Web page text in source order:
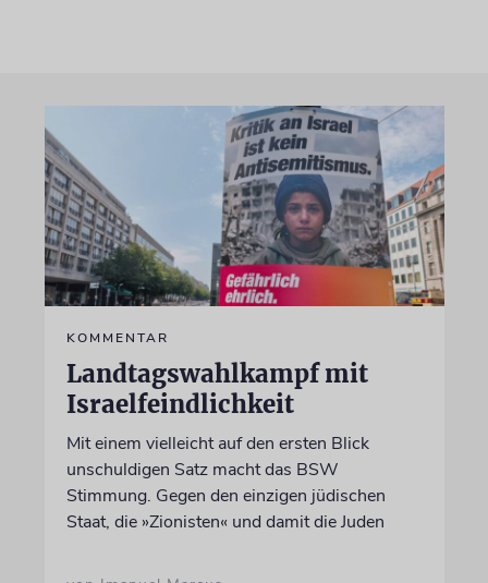
KOMMENTAR
Landtagswahlkampf mit
Israelfeindlichkeit
Mit einem vielleicht auf den ersten Blick
unschuldigen Satz macht das BSW
Stimmung. Gegen den einzigen jüdischen
Staat, die »Zionisten« und damit die Juden